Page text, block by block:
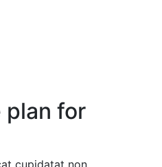
plan for
cupidatat non